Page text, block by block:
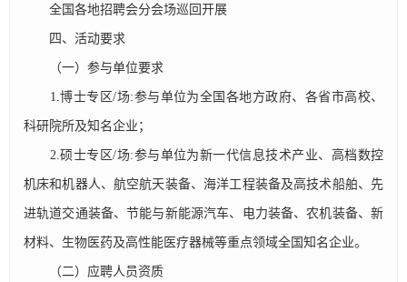
全国各地招聘会分会场巡回开展
四、活动要求
（一）参与单位要求
1.博士专区/场:参与单位为全国各地方政府、各省市高校、
科研院所及知名企业；
2.硕士专区/场:参与单位为新一代信息技术产业、高档数控
机床和机器人、航空航天装备、海洋工程装备及高技术船舶、先
进轨道交通装备、节能与新能源汽车、电力装备、农机装备、新
材料、生物医药及高性能医疗器械等重点领域全国知名企业。
（二）应聘人员资质